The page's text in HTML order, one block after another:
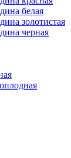
белая
золотистая
черная